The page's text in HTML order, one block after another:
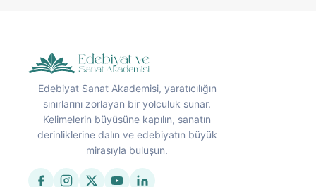
Edebiyat Sanat Akademisi, yaratıcılığın
sınırlarını zorlayan bir yolculuk sunar.
Kelimelerin büyüsüne kapılın, sanatın
derinliklerine dalın ve edebiyatın büyük
mirasıyla buluşun.